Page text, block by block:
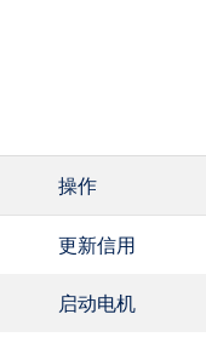
操作
更新信用
启动电机